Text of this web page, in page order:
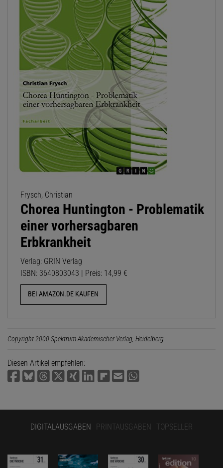
Frysch, Christian
Chorea Huntington - Problematik
einer vorhersagbaren
Erbkrankheit
Verlag: GRIN Verlag
ISBN: 3640803043 | Preis: 14,99 €
BEI AMAZON.DE KAUFEN
Copyright 2000 Spektrum Akademischer Verlag, Heidelberg
Diesen Artikel empfehlen:
DIGITALAUSGABEN PRINTAUSGABEN TOPSELLER